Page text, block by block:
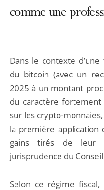
comme une
Dans le contexte
du bitcoin (avec un
2025 à un montant
du caractère fortement
sur les crypto-
la première application
gains tirés de leur
jurisprudence du
Selon ce régime